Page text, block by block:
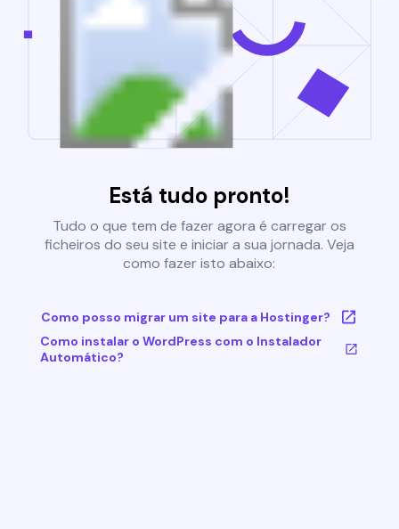
Está tudo pronto!
Tudo o que tem de fazer agora é carregar os
ficheiros do seu site e iniciar a sua jornada. Veja
como fazer isto abaixo:
Como posso migrar um site para a Hostinger?
Como instalar o WordPress com o Instalador
Automático?